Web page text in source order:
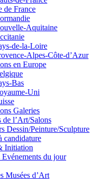
de France
Aquitaine
de-la-Loire
Alpes-Côte-d’Azur
en Europe
Bas
Uni
Galeries
de l’Art/Salons
Dessin/Peinture/Sculpture
candidature
Initiation
Evénements du jour
Musées d’Art